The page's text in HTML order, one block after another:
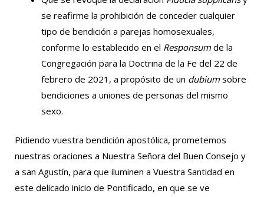
se reafirme la prohibición de conceder cualquier
tipo de bendición a parejas homosexuales,
conforme lo establecido en el Responsumde la
Congregación para la Doctrina de la Fe del 22 de
febrero de 2021, a propósito de un dubiumsobre
bendiciones a uniones de personas del mismo
sexo.
Pidiendo vuestra bendición apostólica, prometemos
nuestras oraciones a Nuestra Señora del Buen Consejo y
a san Agustín, para que iluminen a Vuestra Santidad en
este delicado inicio de Pontificado, en que se ve